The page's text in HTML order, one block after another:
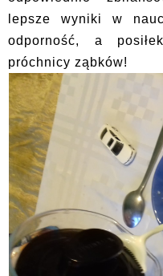
lepsze wyniki w
odporność, a
próchnicy ząbków!